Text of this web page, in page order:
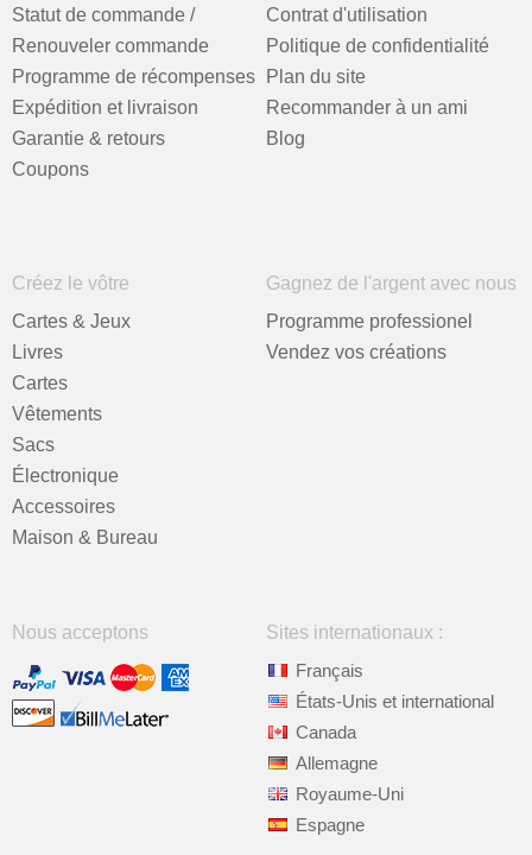
Statut de commande /
Renouveler commande
Programme de récompenses
Expédition et livraison
Garantie & retours
Coupons
Contrat d'utilisation
Politique de confidentialité
Plan du site
Recommander à un ami
Blog
Créez le vôtre
Cartes & Jeux
Livres
Cartes
Vêtements
Sacs
Électronique
Accessoires
Maison & Bureau
Gagnez de l'argent avec nous
Programme professionel
Vendez vos créations
Nous acceptons
Sites internationaux :
Français
États-Unis et international
Canada
Allemagne
Royaume-Uni
Espagne